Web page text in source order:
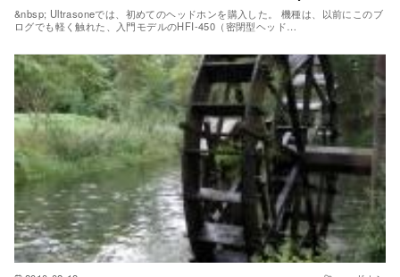
&nbsp; Ultrasoneでは、初めてのヘッドホンを購入した。 機種は、以前にこのブ
ログでも軽く触れた、入門モデルのHFI-450（密閉型ヘッド…